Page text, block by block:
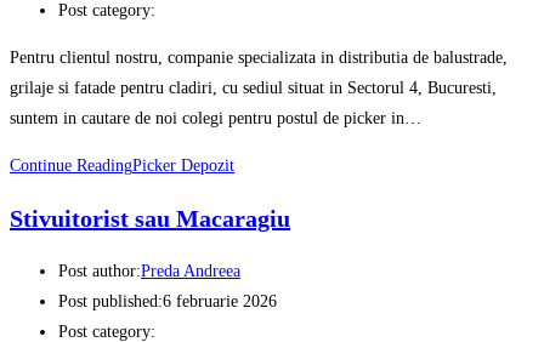
Post category:
Pentru clientul nostru, companie specializata in distributia de balustrade,
grilaje si fatade pentru cladiri, cu sediul situat in Sectorul 4, Bucuresti,
suntem in cautare de noi colegi pentru postul de picker in…
Continue ReadingPicker Depozit
Stivuitorist sau Macaragiu
Post author:Preda Andreea
Post published:6 februarie 2026
Post category: